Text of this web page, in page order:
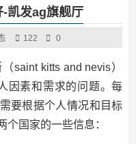
凯发ag旗舰厅
122 0
saint kitts and nevis）
因素和需求的问题。每
要根据个人情况和目标
国家的一些信息：